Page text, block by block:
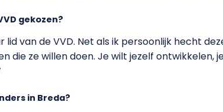
gekozen?
lid van de VVD. Net als ik persoonlijk hecht
die ze willen doen. Je wilt jezelf ontwikkelen,
in Breda?